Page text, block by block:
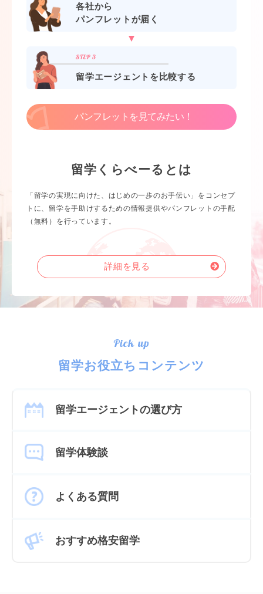
各社から
パンフレットが届く
留学エージェントを比較する
パンフレットを見てみたい！
留学くらべーるとは
「留学の実現に向けた、はじめの一歩のお手伝い」をコンセプ
トに、留学を手助けするための情報提供やパンフレットの手配
（無料）を行っています。
詳細を見る
Pick up
留学お役立ちコンテンツ
留学エージェントの選び方
留学体験談
よくある質問
おすすめ格安留学